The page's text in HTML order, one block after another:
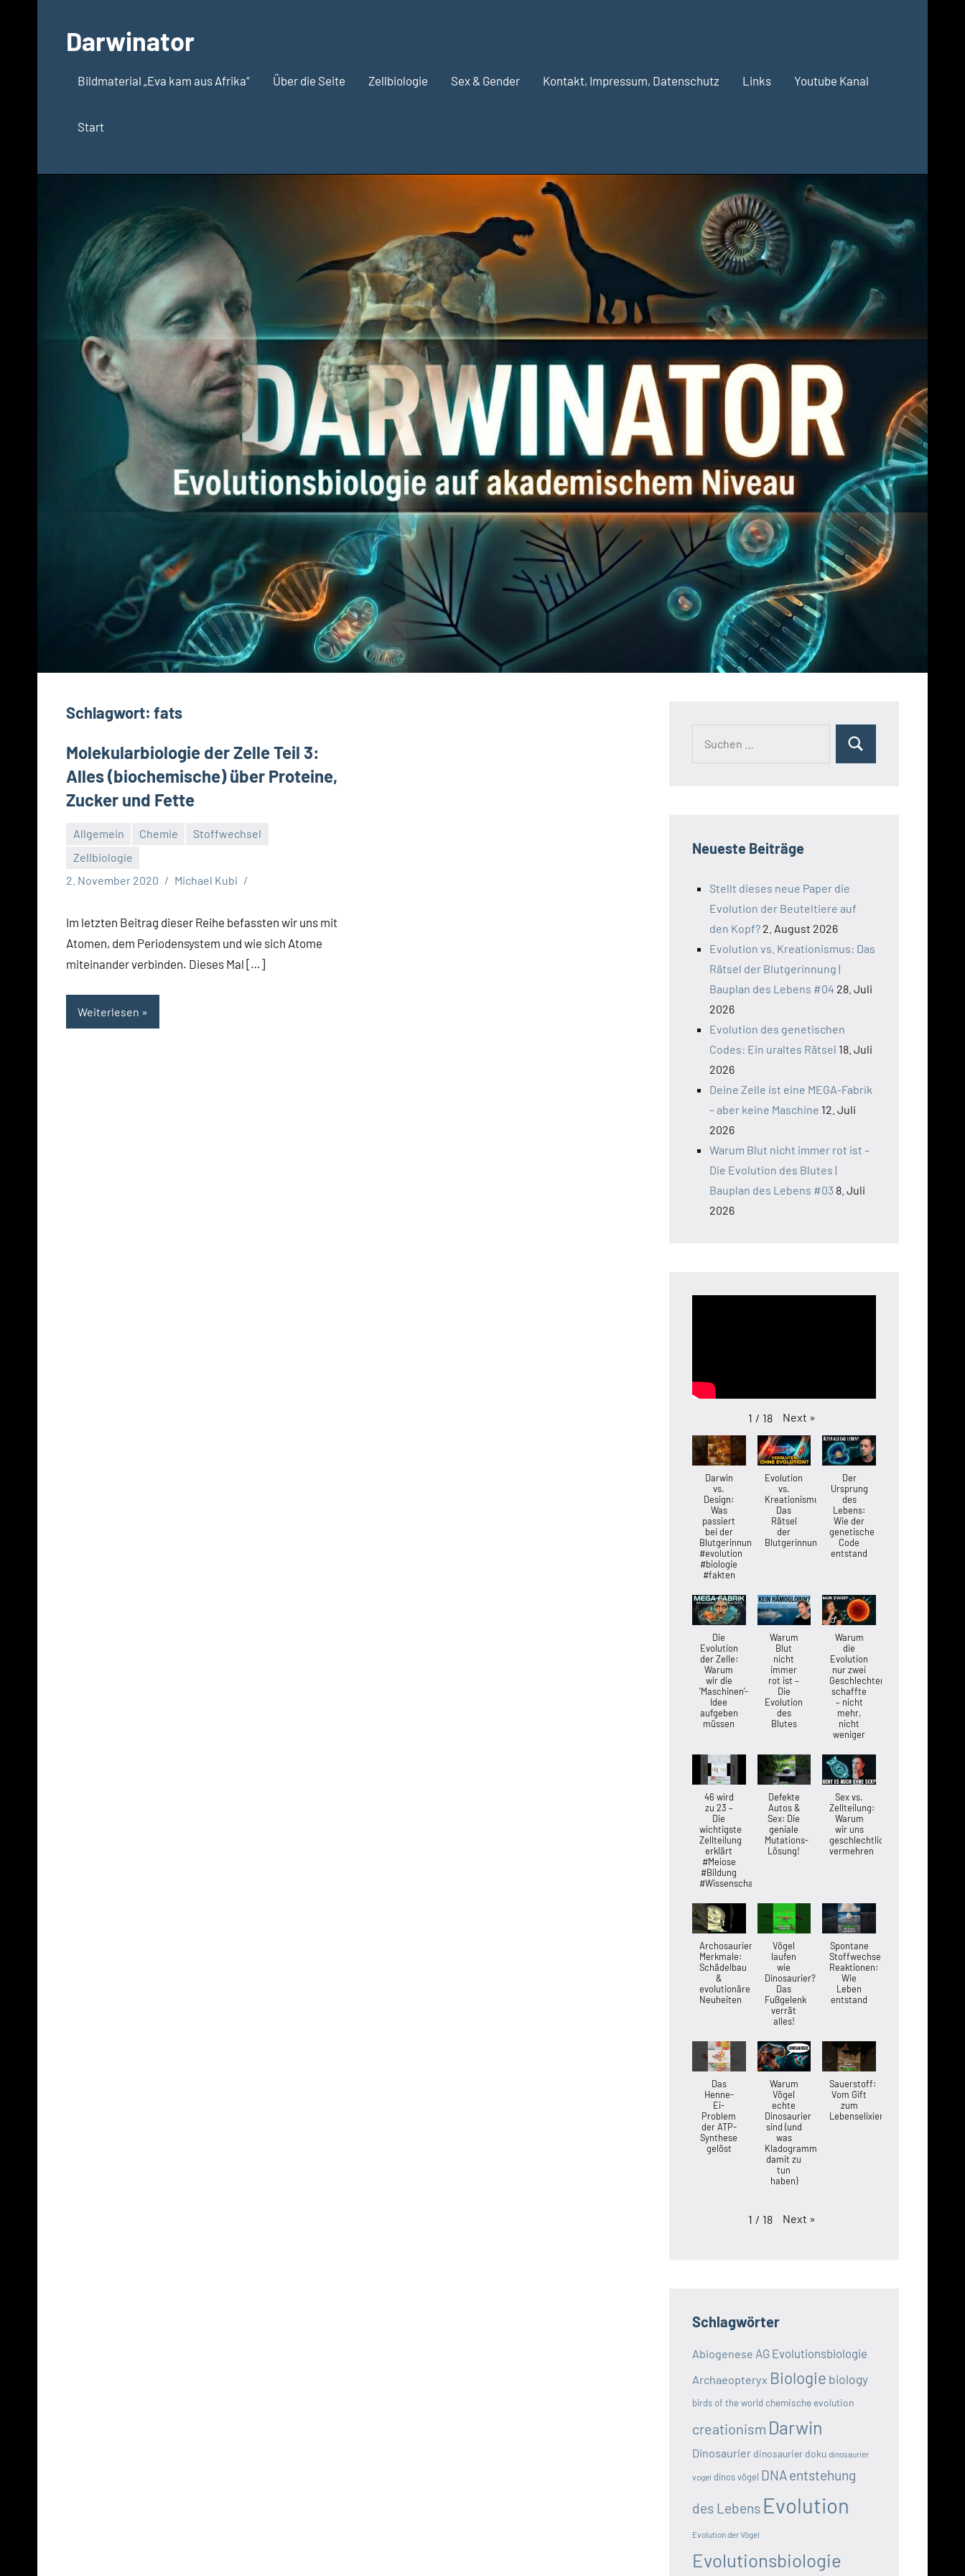
springenDarwinator
Evolutionsbiologie
Bildmaterial „Eva kam aus Afrika“ Über die Seite Zellbiologie Sex & Gender Kontakt, Impressum, Datenschutz Links Youtube Kanal
Start
Schlagwort: fats
Molekularbiologie der Zelle Teil 3:
Alles (biochemische) über Proteine,
Zucker und Fette
Allgemein Chemie
Stoffwechsel
Zellbiologie
2. November 2020
Michael Kubi
Im letzten Beitrag dieser Reihe befassten wir uns mit
Atomen, dem Periodensystem und wie sich Atome
miteinander verbinden. Dieses Mal […]
Weiterlesen
Suchen
Neueste Beiträge
Stellt dieses neue Paper die
Evolution der Beuteltiere auf
den Kopf? 2. August 2026
Evolution vs. Kreationismus: Das
Rätsel der Blutgerinnung |
Bauplan des Lebens #04 28. Juli
2026
Evolution des genetischen
Codes: Ein uraltes Rätsel 18. Juli
2026
Deine Zelle ist eine MEGA-Fabrik
– aber keine Maschine 12. Juli
2026
Warum Blut nicht immer rot ist –
Die Evolution des Blutes |
Bauplan des Lebens #03 8. Juli
2026
1 / 18 Next »
Darwin
vs.
Design:
Was
passiert
bei der
Blutgerinnung?
#evolution
#biologie
#fakten
Evolution
vs.
Kreationismus:
Das
Rätsel
der
Blutgerinnung
Der
Ursprung
des
Lebens:
Wie der
genetische
Code
entstand
Die
Evolution
der Zelle:
Warum
wir die
'Maschinen'-
Idee
aufgeben
müssen
Warum
Blut
nicht
immer
rot ist –
Die
Evolution
des
Blutes
Warum
die
Evolution
nur zwei
Geschlechter
schaffte
– nicht
mehr,
nicht
weniger
46 wird
zu 23 –
Die
wichtigste
Zellteilung
erklärt
#Meiose
#Bildung
#Wissenschaft
Defekte
Autos &
Sex: Die
geniale
Mutations-
Lösung!
Sex vs.
Zellteilung:
Warum
wir uns
geschlechtlich
vermehren
Archosaurier-
Merkmale:
Schädelbau
&
evolutionäre
Neuheiten
Vögel
laufen
wie
Dinosaurier?
Das
Fußgelenk
verrät
alles!
Spontane
Stoffwechsel-
Reaktionen:
Wie
Leben
entstand
Das
Henne-
Ei-
Problem
der ATP-
Synthese
gelöst
Warum
Vögel
echte
Dinosaurier
sind (und
was
Kladogramme
damit zu
tun
haben)
Sauerstoff:
Vom Gift
zum
Lebenselixier
1 / 18 Next »
Schlagwörter
Abiogenese AG Evolutionsbiologie
Archaeopteryx Biologie biology
birds of the world chemische evolution
creationism Darwin
Dinosaurier dinosaurier doku dinosaurier
vogel dinos vögel DNAentstehung
des Lebens Evolution
Evolution der Vögel
Evolutionsbiologie